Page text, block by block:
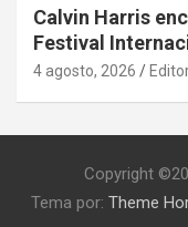
Calvin Harris
Festival
4 agosto, 2026
Copyright
Tema por: Theme